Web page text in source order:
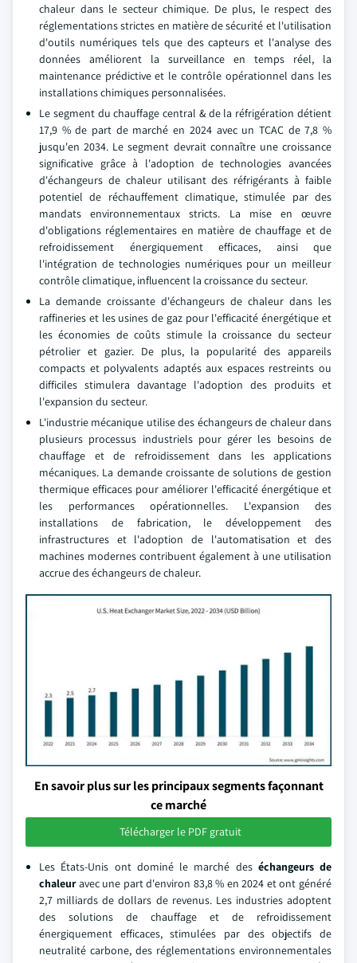
chaleur dans le secteur chimique. De plus, le respect des
réglementations strictes en matière de sécurité et l'utilisation
d'outils numériques tels que des capteurs et l'analyse des
données améliorent la surveillance en temps réel, la
maintenance prédictive et le contrôle opérationnel dans les
installations chimiques personnalisées.
Le segment du chauffage central & de la réfrigération détient
17,9 % de part de marché en 2024 avec un TCAC de 7,8 %
jusqu'en 2034. Le segment devrait connaître une croissance
significative grâce à l'adoption de technologies avancées
d'échangeurs de chaleur utilisant des réfrigérants à faible
potentiel de réchauffement climatique, stimulée par des
mandats environnementaux stricts. La mise en œuvre
d'obligations réglementaires en matière de chauffage et de
refroidissement énergiquement efficaces, ainsi que
l'intégration de technologies numériques pour un meilleur
contrôle climatique, influencent la croissance du secteur.
La demande croissante d'échangeurs de chaleur dans les
raffineries et les usines de gaz pour l'efficacité énergétique et
les économies de coûts stimule la croissance du secteur
pétrolier et gazier. De plus, la popularité des appareils
compacts et polyvalents adaptés aux espaces restreints ou
difficiles stimulera davantage l'adoption des produits et
l'expansion du secteur.
L'industrie mécanique utilise des échangeurs de chaleur dans
plusieurs processus industriels pour gérer les besoins de
chauffage et de refroidissement dans les applications
mécaniques. La demande croissante de solutions de gestion
thermique efficaces pour améliorer l'efficacité énergétique et
les performances opérationnelles. L'expansion des
installations de fabrication, le développement des
infrastructures et l'adoption de l'automatisation et des
machines modernes contribuent également à une utilisation
accrue des échangeurs de chaleur.
En savoir plus sur les principaux segments façonnant
ce marché
Télécharger le PDF gratuit
Les États-Unis ont dominé le marché des échangeurs de
chaleuravec une part d'environ 83,8 % en 2024 et ont généré
2,7 milliards de dollars de revenus. Les industries adoptent
des solutions de chauffage et de refroidissement
énergiquement efficaces, stimulées par des objectifs de
neutralité carbone, des réglementations environnementales